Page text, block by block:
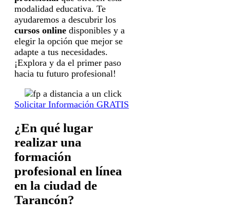
modalidad educativa. Te
ayudaremos a descubrir los
cursos online disponibles y a
elegir la opción que mejor se
adapte a tus necesidades.
¡Explora y da el primer paso
hacia tu futuro profesional!
Solicitar Información GRATIS
¿En qué lugar
realizar una
formación
profesional en línea
en la ciudad de
Tarancón?